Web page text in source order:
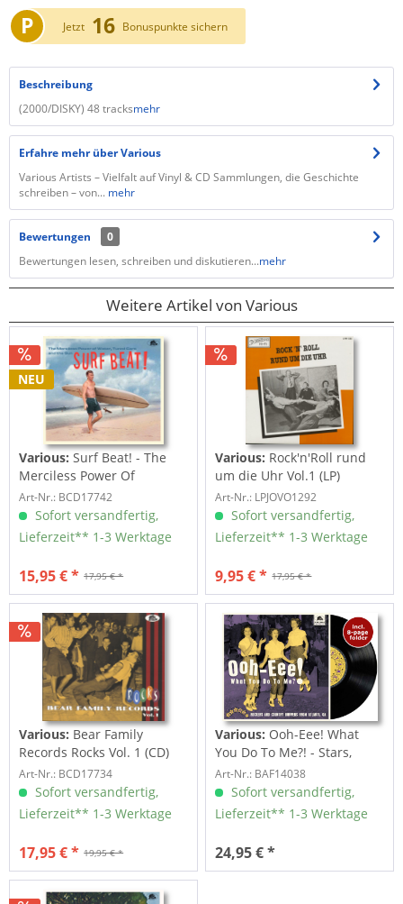
P Jetzt 16 Bonuspunkte sichern
Beschreibung
(2000/DISKY) 48 tracksmehr
Erfahre mehr über Various
Various Artists – Vielfalt auf Vinyl & CD Sammlungen, die Geschichte
schreiben – von... mehr
Bewertungen
0
Bewertungen lesen, schreiben und diskutieren...mehr
Weitere Artikel von Various
NEU
Various: Surf Beat! - The
Merciless Power Of
Water,...
Art-Nr.: BCD17742
Sofort versandfertig,
Lieferzeit** 1-3 Werktage
17,95 € *
15,95 € *
Various: Rock'n'Roll rund
um die Uhr Vol.1 (LP)
Art-Nr.: LPJOVO1292
Sofort versandfertig,
Lieferzeit** 1-3 Werktage
17,95 € *
9,95 € *
Various: Bear Family
Records Rocks Vol. 1 (CD)
Art-Nr.: BCD17734
Sofort versandfertig,
Lieferzeit** 1-3 Werktage
19,95 € *
17,95 € *
Various: Ooh-Eee! What
You Do To Me?! - Stars,
Inc....
Art-Nr.: BAF14038
Sofort versandfertig,
Lieferzeit** 1-3 Werktage
24,95 € *